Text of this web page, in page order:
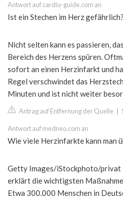
Antwort auf cardio-guide.com an
Ist ein Stechen im Herz gefährlich?
Nicht selten kann es passieren,
Bereich des Herzens spüren.
sofort an einen Herzinfarkt und
Regel verschwindet das
Minuten und ist nicht weiter
Antrag auf Entfernung der Quelle
Antwort auf medneo.com an
Wie viele Herzinfarkte kann man
Getty Images/iStockphoto/
erklärt die wichtigsten
Etwa 300.000 Menschen in